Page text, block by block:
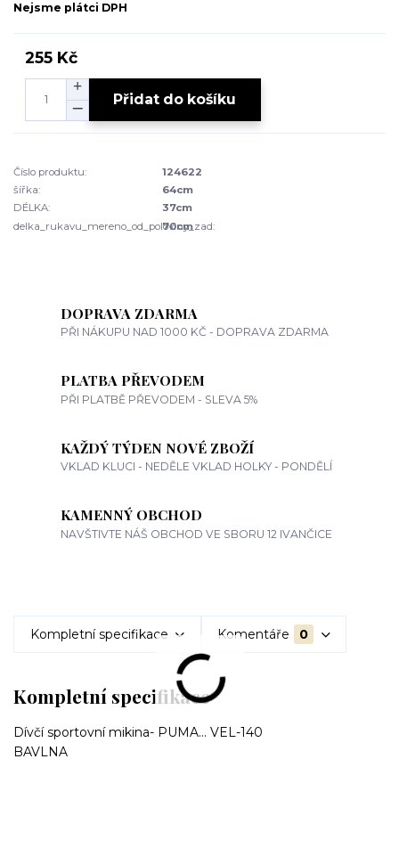
Nejsme plátci DPH
255 Kč
Přidat do košíku
Číslo produktu:
124622
šířka:
64cm
DÉLKA:
37cm
delka_rukavu_mereno_od_poloviny_zad:
70cm
DOPRAVA ZDARMA
PŘI NÁKUPU NAD 1000 KČ - DOPRAVA ZDARMA
PLATBA PŘEVODEM
PŘI PLATBĚ PŘEVODEM - SLEVA 5%
KAŽDÝ TÝDEN NOVÉ ZBOŽÍ
VKLAD KLUCI - NEDĚLE VKLAD HOLKY - PONDĚLÍ
KAMENNÝ OBCHOD
NAVŠTIVTE NÁŠ OBCHOD VE SBORU 12 IVANČICE
Kompletní specifikace Komentáře 0
Kompletní specifikace
Dívčí sportovní mikina- PUMA... VEL-140
BAVLNA